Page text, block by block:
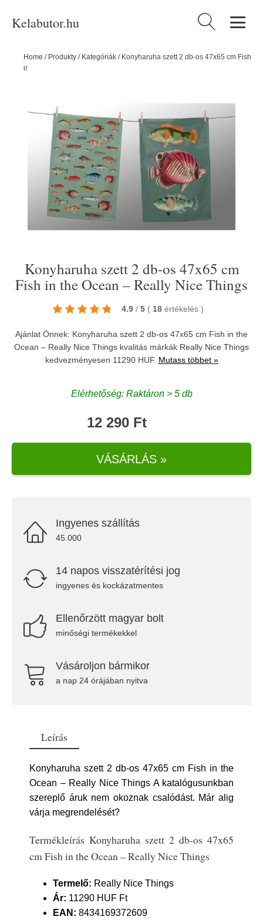
Kelabutor.hu Keresés:
Home / Produkty / Kategóriák / Konyharuha szett 2 db-os 47x65 cm Fish
in the Ocean – Really Nice Things
Konyharuha szett 2 db-os 47x65 cm
Fish in the Ocean – Really Nice Things
4.9 / 5 ( 18 értékelés )
Ajánlat Önnek: Konyharuha szett 2 db-os 47x65 cm Fish in the
Ocean – Really Nice Things kvalitás márkák Really Nice Things
kedvezményesen 11290 HUF. Mutass többet »
Elérhetőség: Raktáron > 5 db
12 290 Ft
VÁSÁRLÁS »
Ingyenes szállítás
45.000
14 napos visszatérítési jog
ingyenes és kockázatmentes
Ellenőrzött magyar bolt
minőségi termékekkel
Vásároljon bármikor
a nap 24 órájában nyitva
Leírás
Konyharuha szett 2 db-os 47x65 cm Fish in the
Ocean – Really Nice Things A katalógusunkban
szereplő áruk nem okoznak csalódást. Már alig
várja megrendelését?
Termékleírás Konyharuha szett 2 db-os 47x65
cm Fish in the Ocean – Really Nice Things
Termelő: Really Nice Things
Ár: 11290 HUF Ft
EAN: 8434169372609